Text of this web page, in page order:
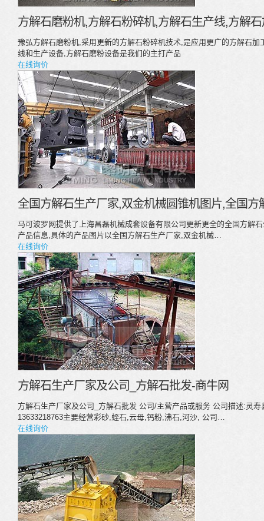
方解石磨粉机,方解石粉碎机,方解石生产线,方解
豫弘方解石磨粉机,采用更新的方解石粉碎机技术,是应用更广的方解石
线和生产设备,方解石磨粉设备是我们的主打产品
在线询价
全国方解石生产厂家,双金机械圆锥机图片,全国
马可波罗网提供了上海昌磊机械成套设备有限公司更新更全的全国方解
产品信息,具体的产品图片以全国方解石生产厂家,双金机械…
在线询价
方解石生产厂家及公司_方解石批发-商牛网
方解石生产厂家及公司_方解石批发 公司/主营产品或服务 公司描述:灵
13633218763主要经营彩砂,蛭石,云母,钙粉,沸石,河沙, 公司…
在线询价